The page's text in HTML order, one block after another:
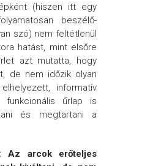
(hiszen itt egy
beszélő-
szó) nem feltétlenül
hatást, mint elsőre
azt mutatta, hogy
de nem időzik olyan
informatív
funkcionális űrlap is
és megtartani a
Az arcok erőteljes